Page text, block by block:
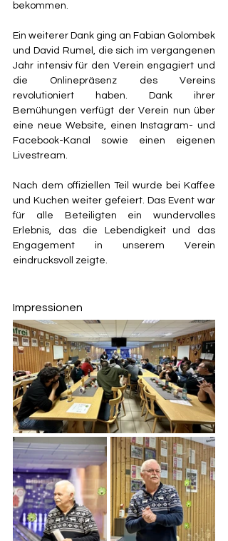
bekommen.
Ein weiterer Dank ging an Fabian Golombek
und David Rumel, die sich im vergangenen
Jahr intensiv für den Verein engagiert und
die Onlinepräsenz des Vereins
revolutioniert haben. Dank ihrer
Bemühungen verfügt der Verein nun über
eine neue Website, einen Instagram- und
Facebook-Kanal sowie einen eigenen
Livestream.
Nach dem offiziellen Teil wurde bei Kaffee
und Kuchen weiter gefeiert. Das Event war
für alle Beteiligten ein wundervolles
Erlebnis, das die Lebendigkeit und das
Engagement in unserem Verein
eindrucksvoll zeigte.
Impressionen